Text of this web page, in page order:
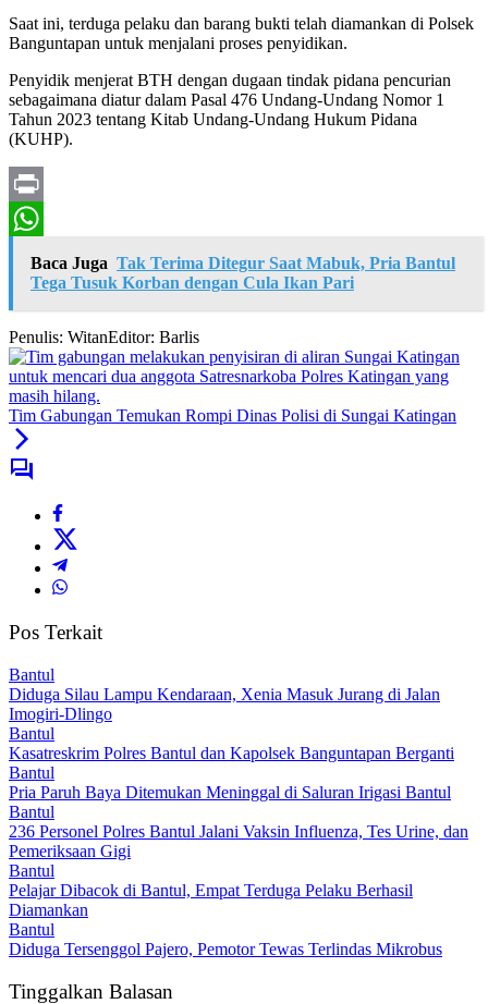
Saat ini, terduga pelaku dan barang bukti telah diamankan di Polsek
Banguntapan untuk menjalani proses penyidikan.
Penyidik menjerat BTH dengan dugaan tindak pidana pencurian
sebagaimana diatur dalam Pasal 476 Undang-Undang Nomor 1
Tahun 2023 tentang Kitab Undang-Undang Hukum Pidana
(KUHP).
Print
WhatsApp
Baca Juga Tak Terima Ditegur Saat Mabuk, Pria Bantul
Tega Tusuk Korban dengan Cula Ikan Pari
Penulis: WitanEditor: Barlis
Tim Gabungan Temukan Rompi Dinas Polisi di Sungai Katingan
Pos Terkait
Bantul
Diduga Silau Lampu Kendaraan, Xenia Masuk Jurang di Jalan
Imogiri-Dlingo
Bantul
Kasatreskrim Polres Bantul dan Kapolsek Banguntapan Berganti
Bantul
Pria Paruh Baya Ditemukan Meninggal di Saluran Irigasi Bantul
Bantul
236 Personel Polres Bantul Jalani Vaksin Influenza, Tes Urine, dan
Pemeriksaan Gigi
Bantul
Pelajar Dibacok di Bantul, Empat Terduga Pelaku Berhasil
Diamankan
Bantul
Diduga Tersenggol Pajero, Pemotor Tewas Terlindas Mikrobus
Tinggalkan Balasan